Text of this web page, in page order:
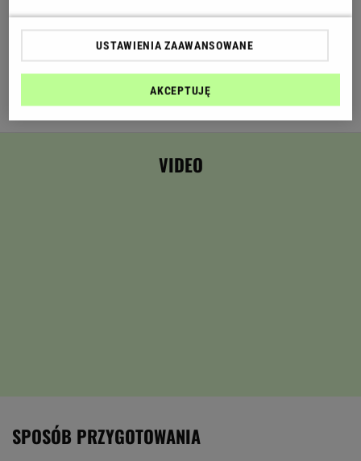
Sól- szczypta
- 1/3 kostki + łyżka do wysmarowania formy
Rodzynki- garść
- łyżka, do posypania
VIDEO
SPOSÓB PRZYGOTOWANIA
USTAWIENIA ZAAWANSOWANE
AKCEPTUJĘ